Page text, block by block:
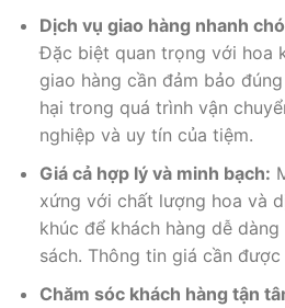
Dịch vụ giao hàng nhanh
Đặc biệt quan trọng với hoa
giao hàng cần đảm bảo
hại trong quá trình vận
nghiệp và uy tín của tiệm.
Giá cả hợp lý và minh bạch:
xứng với chất lượng hoa và
khúc để khách hàng dễ
sách. Thông tin giá cần
Chăm sóc khách hàng tận